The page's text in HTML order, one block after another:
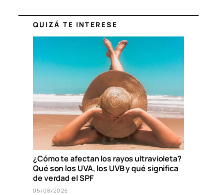
QUIZÁ TE INTERESE
¿Cómo te afectan los rayos ultravioleta?
Qué son los UVA, los UVB y qué significa
de verdad el SPF
05/08/2026